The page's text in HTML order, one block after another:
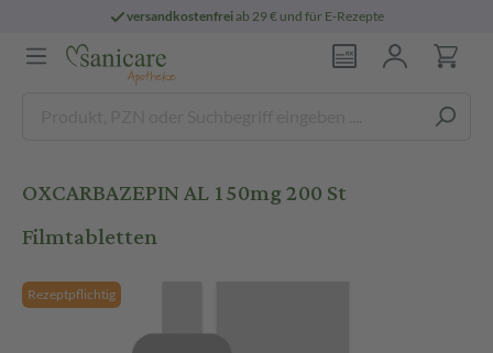
versandkostenfreiab 29 € und für E-Rezepte
OXCARBAZEPIN AL 150mg 200 St
Filmtabletten
Rezeptpflichtig